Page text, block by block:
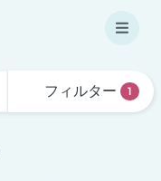
フィルター 1